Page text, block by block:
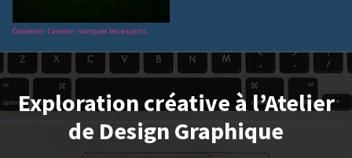
Concevoir l'avenir, marquer les esprits.
Exploration créative à l’Atelier
de Design Graphique